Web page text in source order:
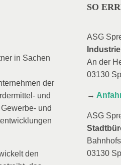
in Sachen
der
und
und
den
SO
ASG
An der
03130
→
ASG
03130